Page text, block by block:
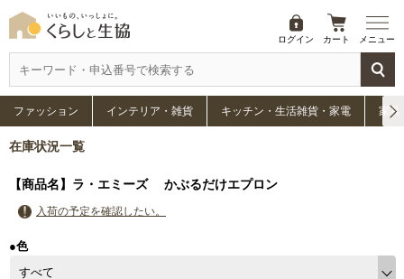
ログイン カート メニュー
ファッション インテリア・雑貨 キッチン・生活雑貨・家電 家具
在庫状況一覧
【商品名】ラ・エミーズ かぶるだけエプロン
入荷の予定を確認したい。
●色